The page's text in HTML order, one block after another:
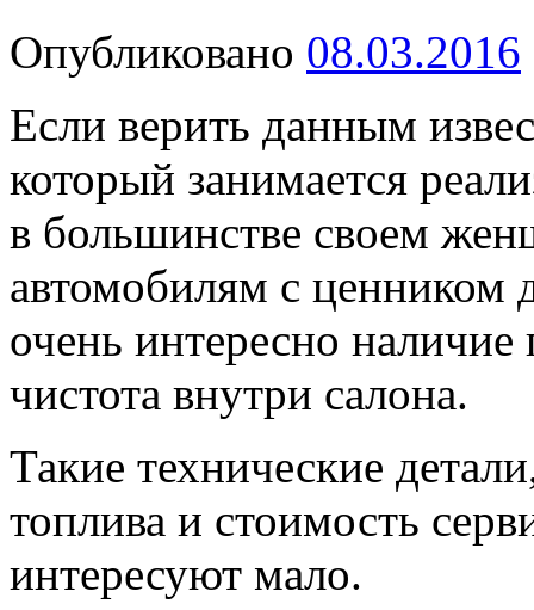
Опубликовано 08.03.2016
Если верить данным
который занимается
в большинстве своем
автомобилям с
очень интересно
чистота внутри салона.
Такие технические
топлива и стоимость
интересуют мало.